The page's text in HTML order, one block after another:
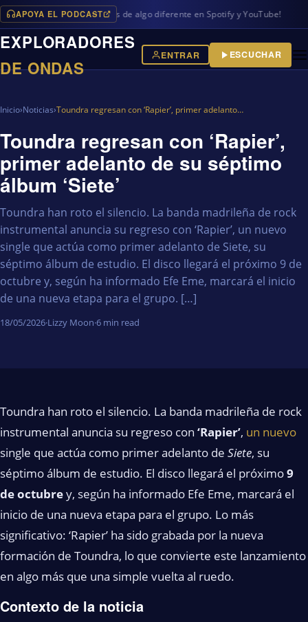
APOYA EL PODCAST
en iVoox, además de algo diferente en Spotify y YouTube!
EXPLORADORES
DE ONDAS
ENTRAR ESCUCHAR
Inicio›Noticias›Toundra regresan con ‘Rapier’, primer adelanto…
Toundra regresan con ‘Rapier’,
primer adelanto de su séptimo
álbum ‘Siete’
Toundra han roto el silencio. La banda madrileña de rock
instrumental anuncia su regreso con ‘Rapier’, un nuevo
single que actúa como primer adelanto de Siete, su
séptimo álbum de estudio. El disco llegará el próximo 9 de
octubre y, según ha informado Efe Eme, marcará el inicio
de una nueva etapa para el grupo. […]
18/05/2026·Lizzy Moon·6 min read
Toundra han roto el silencio. La banda madrileña de rock
instrumental anuncia su regreso con ‘Rapier’, un nuevo
single que actúa como primer adelanto de Siete, su
séptimo álbum de estudio. El disco llegará el próximo9
de octubrey, según ha informado Efe Eme, marcará el
inicio de una nueva etapa para el grupo. Lo más
significativo: ‘Rapier’ ha sido grabada por la nueva
formación de Toundra, lo que convierte este lanzamiento
en algo más que una simple vuelta al ruedo.
Contexto de la noticia